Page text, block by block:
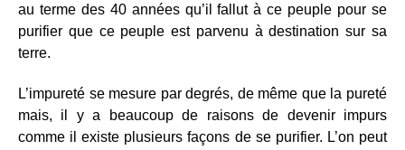
au terme des 40 années qu’il fallut à ce peuple pour se
purifier que ce peuple est parvenu à destination sur sa
terre.
L’impureté se mesure par degrés, de même que la pureté
mais, il y a beaucoup de raisons de devenir impurs
comme il existe plusieurs façons de se purifier. L’on peut